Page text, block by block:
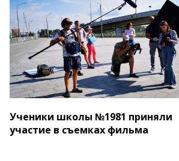
Ученики школы №1981 приняли
участие в съемках фильма